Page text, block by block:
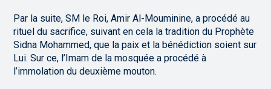
Par la suite, SM le Roi, Amir Al-Mouminine, a procédé au
rituel du sacrifice, suivant en cela la tradition du Prophète
Sidna Mohammed, que la paix et la bénédiction soient sur
Lui. Sur ce, l’Imam de la mosquée a procédé à
l’immolation du deuxième mouton.